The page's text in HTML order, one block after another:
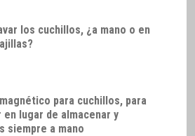
los cuchillos, ¿a mano o en
para cuchillos, para
en lugar de almacenar y
siempre a mano